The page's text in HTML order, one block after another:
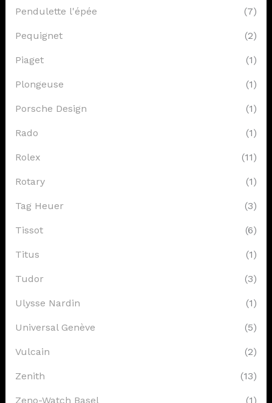
Pendulette l'épée (7)
Pequignet (2)
Piaget (1)
Plongeuse (1)
Porsche Design (1)
Rado (1)
Rolex (11)
Rotary (1)
Tag Heuer (3)
Tissot (6)
Titus (1)
Tudor (3)
Ulysse Nardin (1)
Universal Genève (5)
Vulcain (2)
Zenith (13)
Zeno-Watch Basel (1)